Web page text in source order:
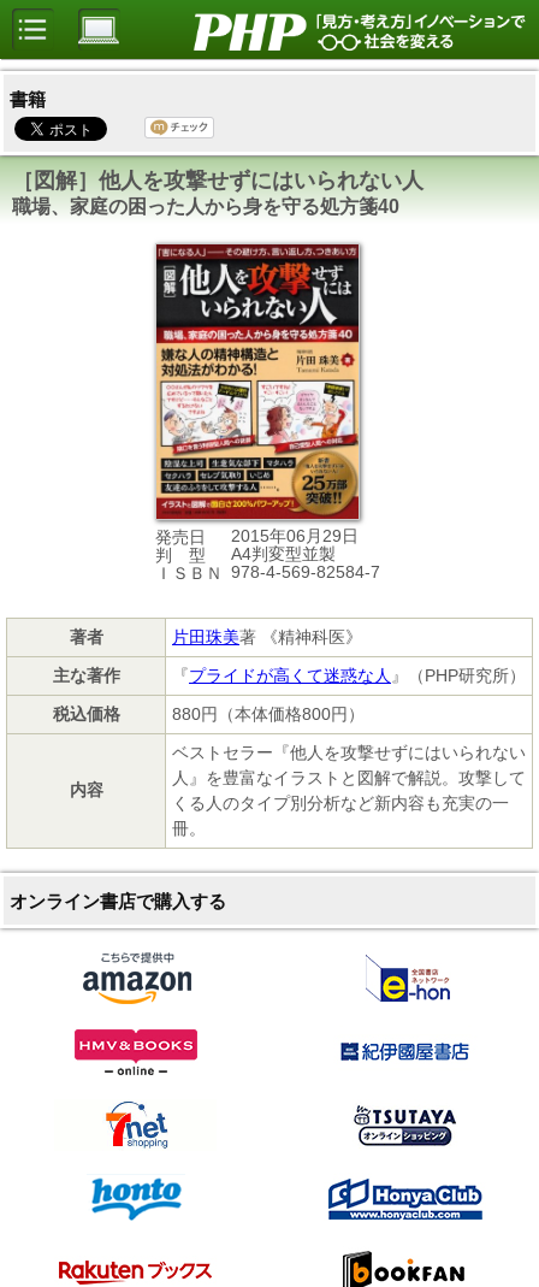
書籍
［図解］他人を攻撃せずにはいられない人
職場、家庭の困った人から身を守る処方箋40
発売日
2015年06月29日
判 型
A4判変型並製
ＩＳＢＮ
978-4-569-82584-7
著者 片田珠美著 《精神科医》
主な著作
『プライドが高くて迷惑な人 』（PHP研究所）
税込価格
880円（本体価格800円）
内容
ベストセラー『他人を攻撃せずにはいられない
人』を豊富なイラストと図解で解説。攻撃して
くる人のタイプ別分析など新内容も充実の一
冊。
オンライン書店で購入する